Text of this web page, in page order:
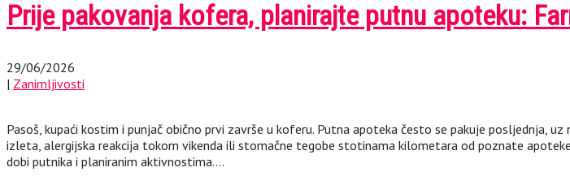
Prije pakovanja kofera, planirajte putnu apoteku:
29/06/2026
| Zanimljivosti
Pasoš, kupaći kostim i punjač obično prvi završe u koferu. Putna apoteka često se pakuje posljednja,
izleta, alergijska reakcija tokom vikenda ili stomačne tegobe stotinama kilometara od poznate
dobi putnika i planiranim aktivnostima….